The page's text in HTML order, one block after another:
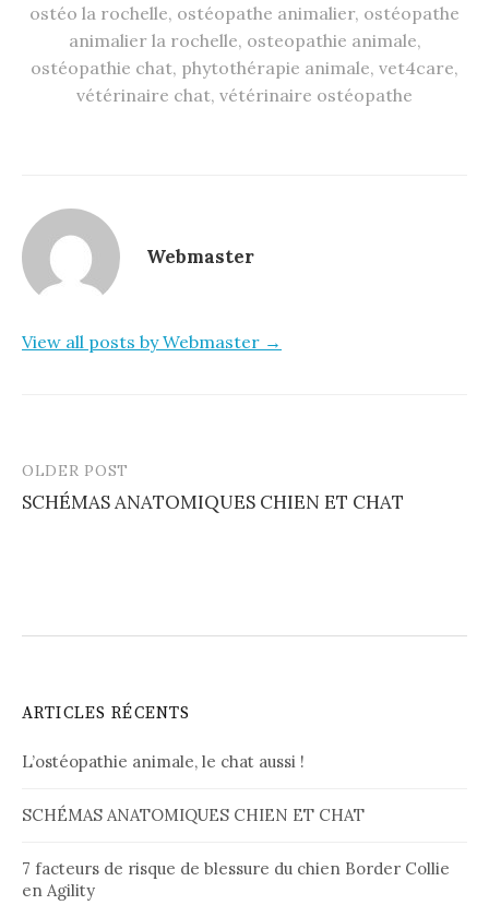
ostéo la rochelle, ostéopathe animalier, ostéopathe
animalier la rochelle, osteopathie animale,
ostéopathie chat, phytothérapie animale, vet4care,
vétérinaire chat, vétérinaire ostéopathe
Webmaster
View all posts by Webmaster →
Post
navigation
OLDER POST
SCHÉMAS ANATOMIQUES CHIEN ET CHAT
ARTICLES RÉCENTS
L’ostéopathie animale, le chat aussi !
SCHÉMAS ANATOMIQUES CHIEN ET CHAT
7 facteurs de risque de blessure du chien Border Collie
en Agility